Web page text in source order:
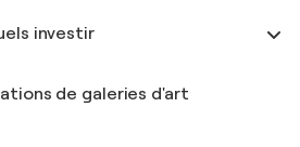
investir
de galeries d'art